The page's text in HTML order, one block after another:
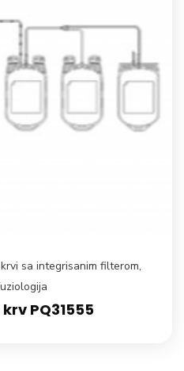
sa integrisanim filterom,
PQ31555